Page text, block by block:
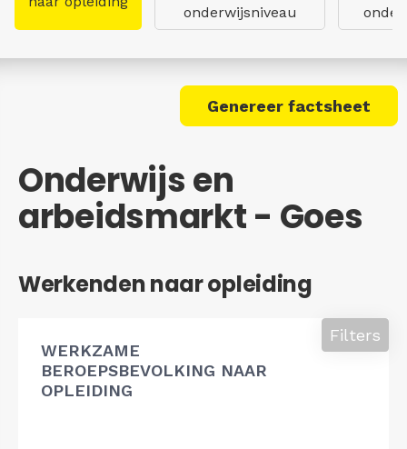
onderwijsniveau
Genereer factsheet
Onderwijs en
arbeidsmarkt - Goes
Werkenden naar opleiding
WERKZAME
BEROEPSBEVOLKING NAAR
OPLEIDING
Filters